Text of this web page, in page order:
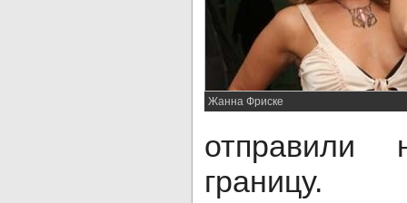
Жанна Фриске
границу.